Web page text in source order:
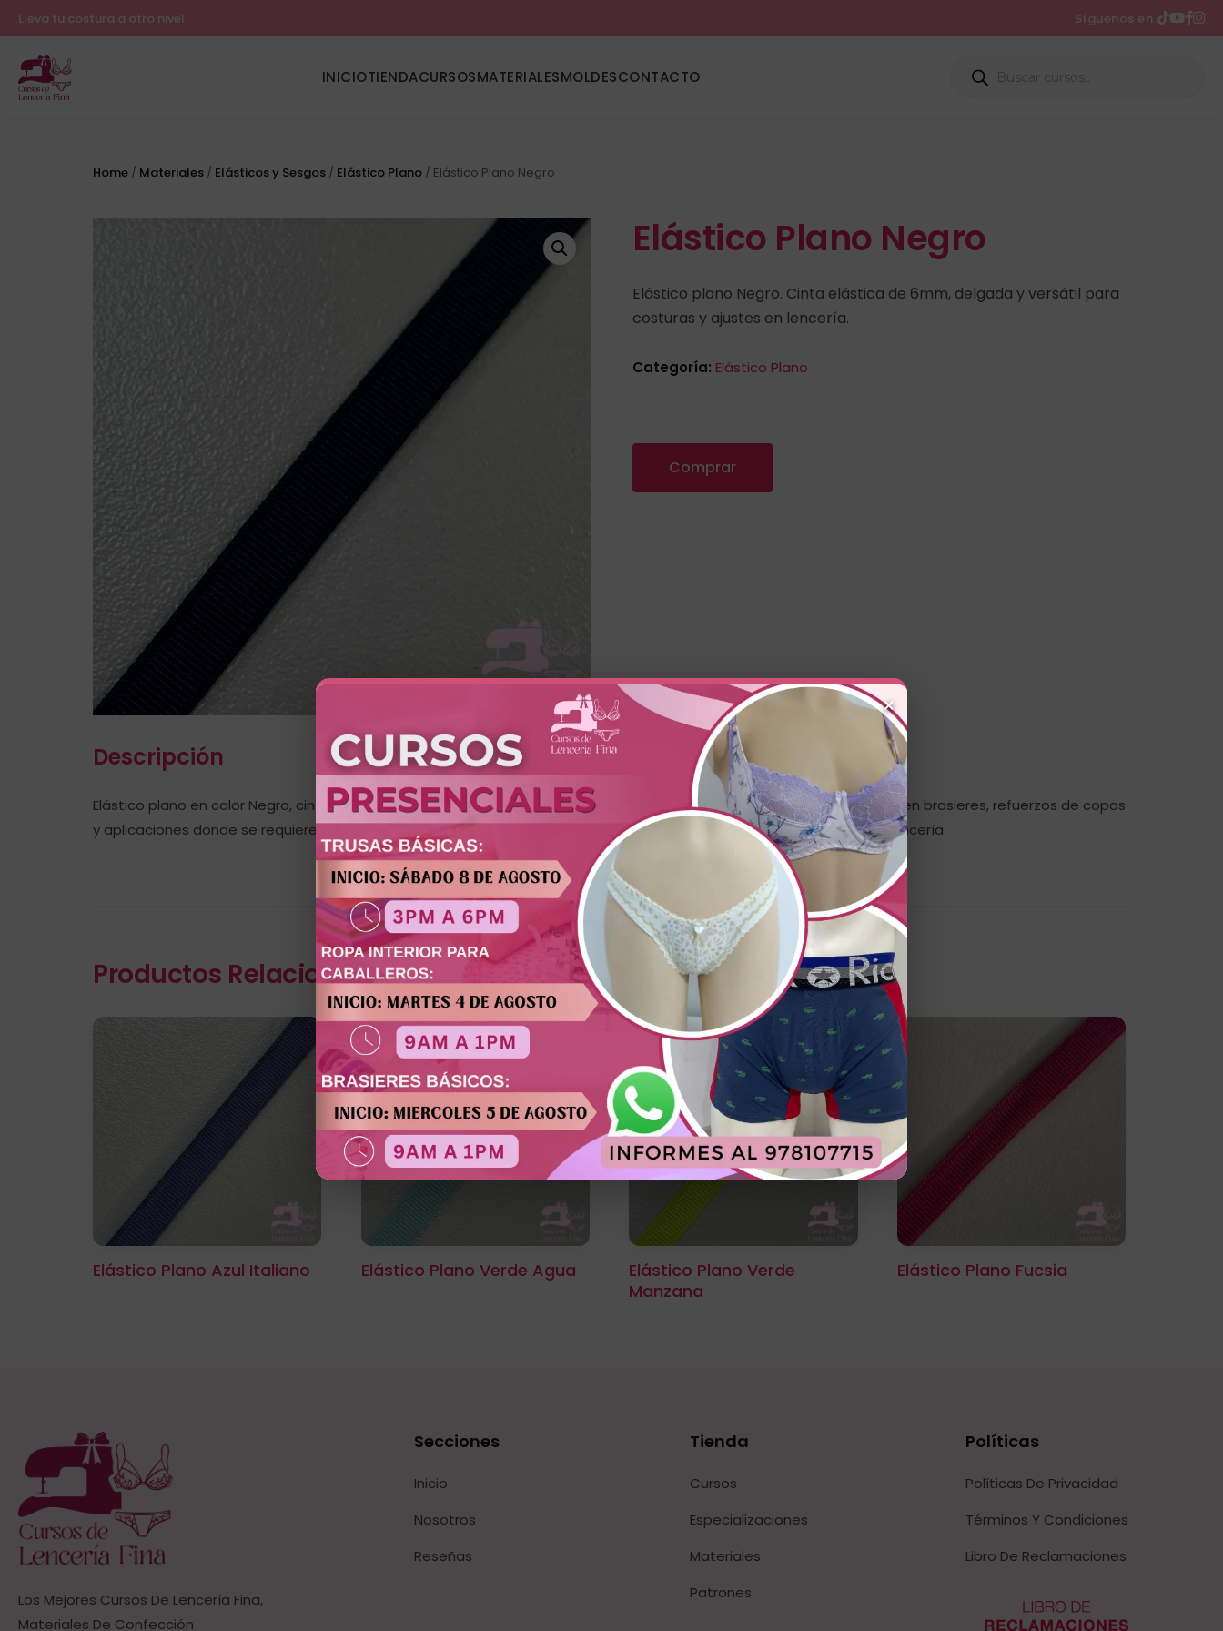
Lleva tu costura a otro nivel Síguenos en
INICIOTIENDACURSOSMATERIALESMOLDESCONTACTO
Home / Materiales / Elásticos y Sesgos / Elástico Plano / Elástico Plano Negro
Elástico Plano Negro
Elástico plano Negro. Cinta elástica de 6mm, delgada y versátil para
costuras y ajustes en lencería.
Categoría: Elástico Plano
Comprar
Descripción
Elástico plano en color Negro, cinta elástica de 6mm de ancho, delgada y versátil. Ideal para costuras internas, ajustes en brasieres, refuerzos de copas
y aplicaciones donde se requiere elasticidad discreta. Flexible, resistente y de fácil manipulación en la confección de lencería.
Productos Relacionados
Elástico Plano Azul Italiano Elástico Plano Verde Agua
Elástico Plano Verde
Manzana
Elástico Plano Fucsia
Los Mejores Cursos De Lencería Fina,
Materiales De Confección
Secciones
Inicio
Nosotros
Reseñas
Tienda
Cursos
Especializaciones
Materiales
Patrones
Políticas
Políticas De Privacidad
Términos Y Condiciones
Libro De Reclamaciones
×